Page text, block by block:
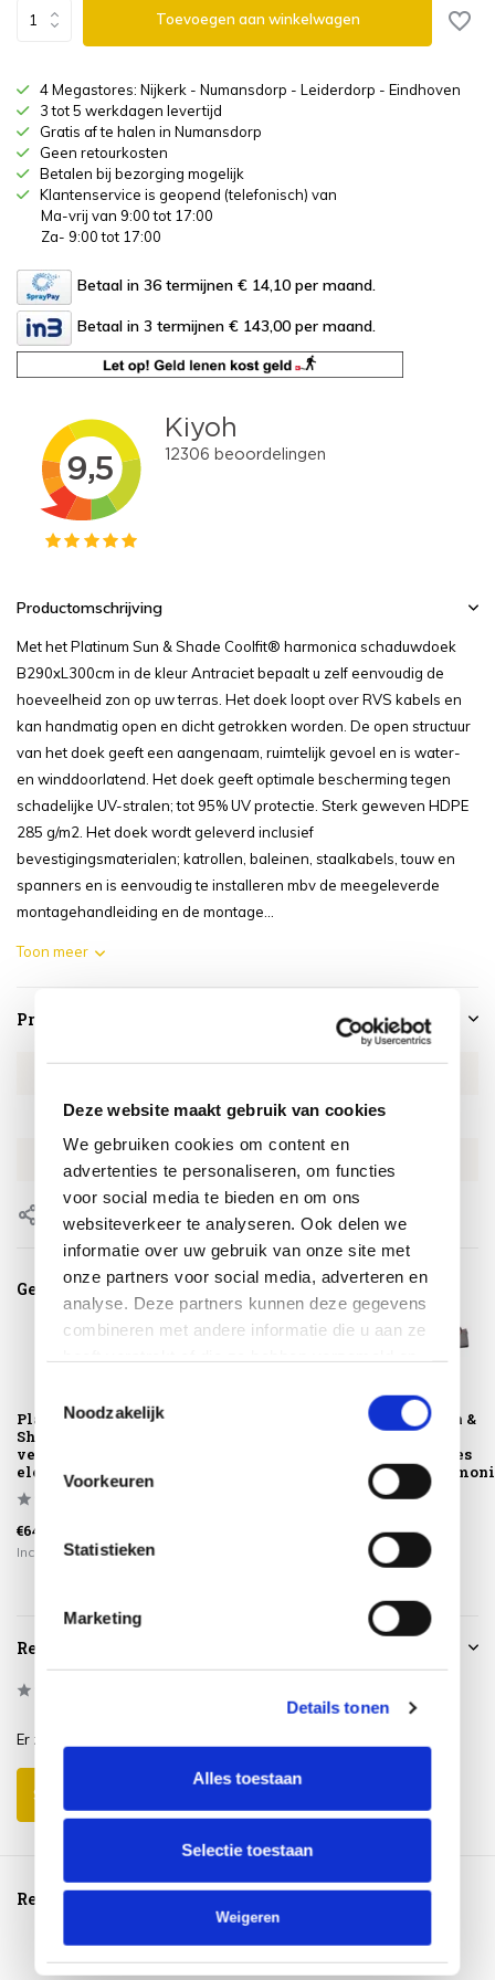
Deze website maakt gebruik van cookies
We gebruiken cookies om content en
advertenties te personaliseren, om functies
voor social media te bieden en om ons
websiteverkeer te analyseren. Ook delen we
informatie over uw gebruik van onze site met
onze partners voor social media, adverteren en
analyse. Deze partners kunnen deze gegevens
combineren met andere informatie die u aan ze
Noodzakelijk
Voorkeuren
Statistieken
Marketing
Details tonen
Alles toestaan
Selectie toestaan
Weigeren
Toevoegen aan winkelwagen
4 Megastores: Nijkerk - Numansdorp - Leiderdorp - Eindhoven
3 tot 5 werkdagen levertijd
Gratis af te halen in Numansdorp
Geen retourkosten
Betalen bij bezorging mogelijk
Klantenservice is geopend (telefonisch) van
Ma-vrij van 9:00 tot 17:00
Za- 9:00 tot 17:00
Betaal in 36 termijnen € 14,10 per maand.
Betaal in 3 termijnen € 143,00 per maand.
Productomschrijving
Met het Platinum Sun & Shade Coolfit® harmonica schaduwdoek
B290xL300cm in de kleur Antraciet bepaalt u zelf eenvoudig de
hoeveelheid zon op uw terras. Het doek loopt over RVS kabels en
kan handmatig open en dicht getrokken worden. De open structuur
van het doek geeft een aangenaam, ruimtelijk gevoel en is water-
en winddoorlatend. Het doek geeft optimale bescherming tegen
schadelijke UV-stralen; tot 95% UV protectie. Sterk geweven HDPE
285 g/m2. Het doek wordt geleverd inclusief
bevestigingsmaterialen; katrollen, baleinen, staalkabels, touw en
spanners en is eenvoudig te installeren mbv de meegeleverde
montagehandleiding en de montage...
Toon meer
Productspecificaties
SKU 1403
Gerelateerde producten
Platinum Sun &
Shade pergola kit
verlenging
elemen...
€64,95
Incl. btw
Platinum Sun &
Shade
beschermhoes
voor een
€115,00
Incl. btw
Reviews
Er zijn nog geen reviews geschreven over dit product..
Schrijf je eigen review
Reeds bekeken